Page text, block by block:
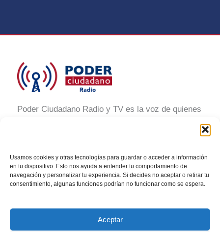
Usamos cookies y otras tecnologías para guardar o acceder a información
en tu dispositivo. Esto nos ayuda a entender tu comportamiento de
navegación y personalizar tu experiencia. Si decides no aceptar o retirar tu
consentimiento, algunas funciones podrían no funcionar como se espera.
Aceptar
Poder Ciudadano Radio y TV es la voz de quienes
transformación social a través de noticias claras,
veraces y al alcance de todos.